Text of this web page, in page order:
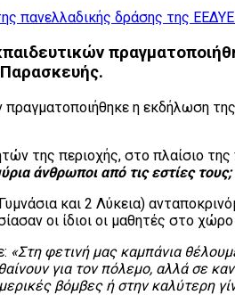
η εκδήλωση της
της περιοχής, στο πλαίσιο
άνθρωποι από τις εστίες
και 2 Λύκεια)
οι ίδιοι οι μαθητές στο
«Στη φετινή μας καμπάνια
για τον πόλεμο, αλλά σε
βόμβες ή στην καλύτερη